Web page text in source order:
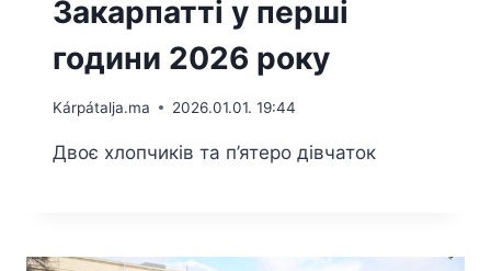
Закарпатті у перші
години 2026 року
Kárpátalja.ma 2026.01.01. 19:44
Двоє хлопчиків та п’ятеро дівчаток